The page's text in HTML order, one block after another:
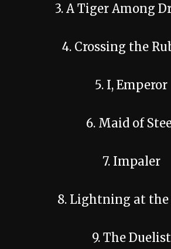
3. A Tiger Among
4. Crossing the
5. I, Emperor
6. Maid of
7. Impaler
8. Lightning at the
9. The Duelist